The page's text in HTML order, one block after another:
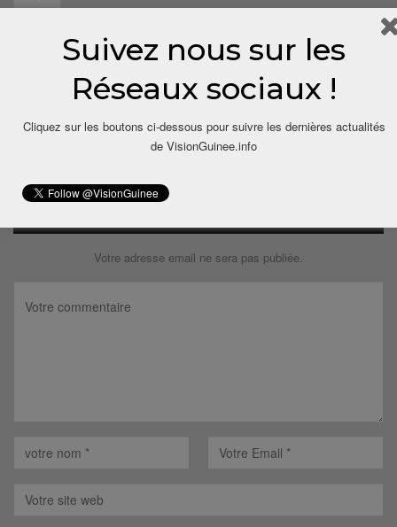
Share
Votre adresse email ne sera pas publiée.
Suivez nous sur les
Réseaux sociaux !
Cliquez sur les boutons ci-dessous pour suivre les dernières actualités
de VisionGuinee.info